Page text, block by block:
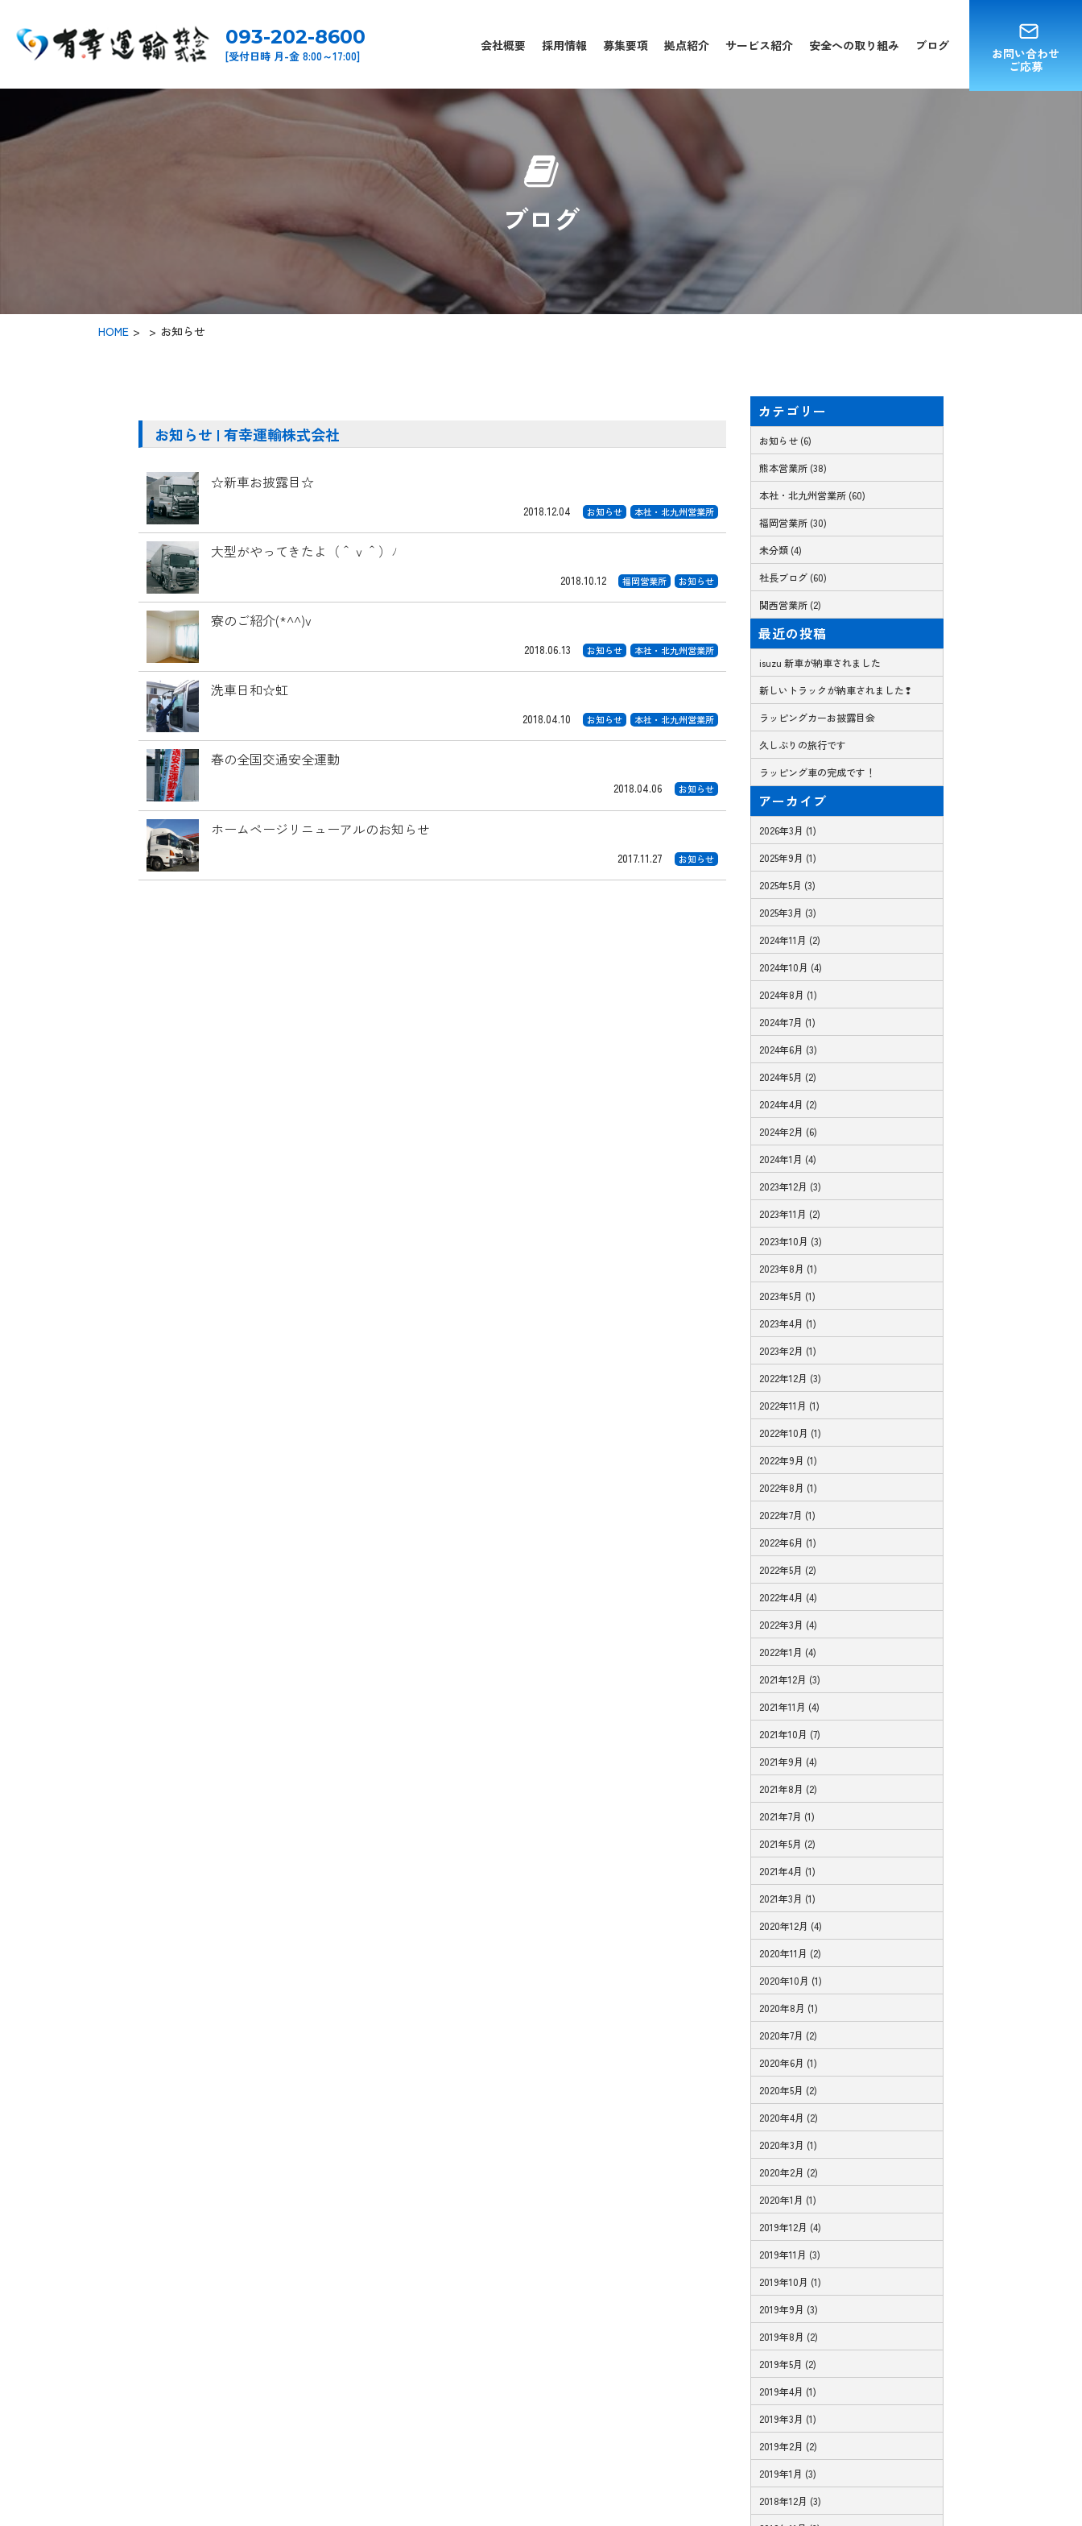
093-202-8600
[受付日時 月-金 8:00～17:00]
会社概要 採用情報 募集要項 拠点紹介 サービス紹介 安全への取り組み ブログ
お問い合わせ
ご応募
ブログ
HOME > お知らせ
お知らせ | 有幸運輸株式会社
☆新車お披露目☆
2018.12.04 お知らせ 本社・北九州営業所
大型がやってきたよ（＾ｖ＾）ﾉ
2018.10.12 福岡営業所 お知らせ
寮のご紹介(*^^)v
2018.06.13 お知らせ 本社・北九州営業所
洗車日和☆虹
2018.04.10 お知らせ 本社・北九州営業所
春の全国交通安全運動
2018.04.06 お知らせ
ホームページリニューアルのお知らせ
2017.11.27 お知らせ
カテゴリー
お知らせ (6)
熊本営業所 (38)
本社・北九州営業所 (60)
福岡営業所 (30)
未分類 (4)
社長ブログ (60)
関西営業所 (2)
最近の投稿
isuzu 新車が納車されました
新しいトラックが納車されました❢
ラッピングカーお披露目会
久しぶりの旅行です
ラッピング車の完成です！
アーカイブ
2026年3月 (1)
2025年9月 (1)
2025年5月 (3)
2025年3月 (3)
2024年11月 (2)
2024年10月 (4)
2024年8月 (1)
2024年7月 (1)
2024年6月 (3)
2024年5月 (2)
2024年4月 (2)
2024年2月 (6)
2024年1月 (4)
2023年12月 (3)
2023年11月 (2)
2023年10月 (3)
2023年8月 (1)
2023年5月 (1)
2023年4月 (1)
2023年2月 (1)
2022年12月 (3)
2022年11月 (1)
2022年10月 (1)
2022年9月 (1)
2022年8月 (1)
2022年7月 (1)
2022年6月 (1)
2022年5月 (2)
2022年4月 (4)
2022年3月 (4)
2022年1月 (4)
2021年12月 (3)
2021年11月 (4)
2021年10月 (7)
2021年9月 (4)
2021年8月 (2)
2021年7月 (1)
2021年5月 (2)
2021年4月 (1)
2021年3月 (1)
2020年12月 (4)
2020年11月 (2)
2020年10月 (1)
2020年8月 (1)
2020年7月 (2)
2020年6月 (1)
2020年5月 (2)
2020年4月 (2)
2020年3月 (1)
2020年2月 (2)
2020年1月 (1)
2019年12月 (4)
2019年11月 (3)
2019年10月 (1)
2019年9月 (3)
2019年8月 (2)
2019年5月 (2)
2019年4月 (1)
2019年3月 (1)
2019年2月 (2)
2019年1月 (3)
2018年12月 (3)